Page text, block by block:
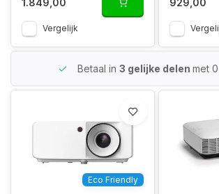
Vergelijk
Betaal in 3 gelijke delen met
Eco Friendly